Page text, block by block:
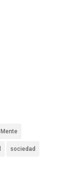
Mente
sociedad